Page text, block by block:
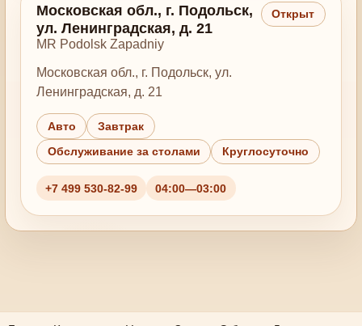
Московская обл., г. Подольск,
ул. Ленинградская, д. 21
MR Podolsk Zapadniy
Открыт
Московская обл., г. Подольск, ул.
Ленинградская, д. 21
Авто Завтрак
Обслуживание за столами Круглосуточно
+7 499 530-82-99 04:00—03:00